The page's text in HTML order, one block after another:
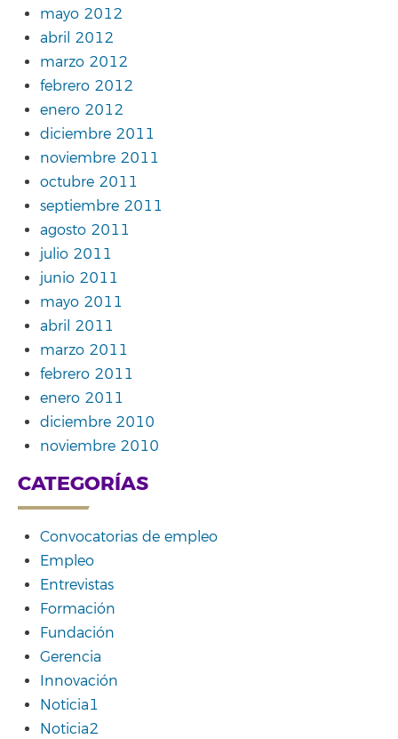
mayo 2012
abril 2012
marzo 2012
febrero 2012
enero 2012
diciembre 2011
noviembre 2011
octubre 2011
septiembre 2011
agosto 2011
julio 2011
junio 2011
mayo 2011
abril 2011
marzo 2011
febrero 2011
enero 2011
diciembre 2010
noviembre 2010
CATEGORÍAS
Convocatorias de empleo
Empleo
Entrevistas
Formación
Fundación
Gerencia
Innovación
Noticia1
Noticia2